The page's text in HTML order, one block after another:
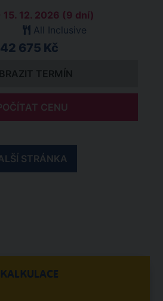
15. 12. 2026 (9 dní)
All Inclusive
42 675 Kč
TERMÍN
CENU
STRÁNKA
KALKULACE